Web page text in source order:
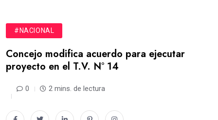
#NACIONAL
Concejo modifica acuerdo para ejecutar
proyecto en el T.V. N° 14
0 2 mins. de lectura